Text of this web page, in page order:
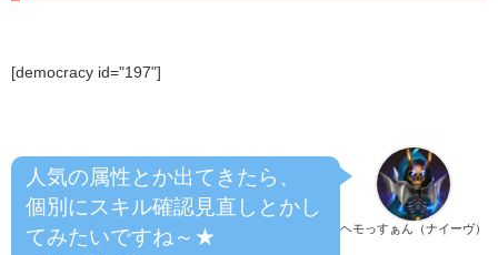
[democracy id="197"]
ヘモっすぁん（ナイーヴ）
人気の属性とか出てきたら、
個別にスキル確認見直しとかし
てみたいですね～★